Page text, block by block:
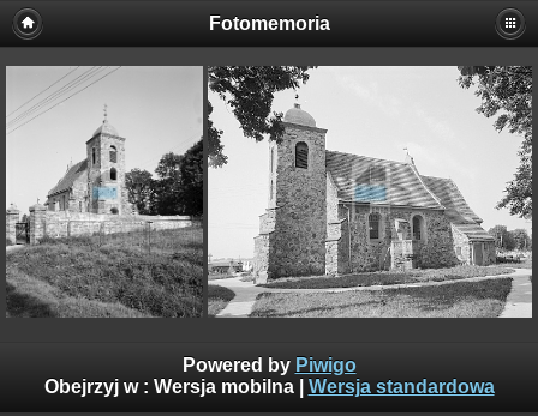
Fotomemoria
Powered by Piwigo
Obejrzyj w : Wersja mobilna| Wersja standardowa